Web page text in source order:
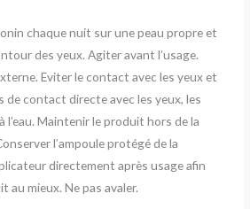
chaque nuit sur une peau propre et
des yeux. Agiter avant l’usage.
Eviter le contact avec les yeux et
de contact directe avec les yeux, les
l’eau. Maintenir le produit hors de la
l’ampoule protégé de la
directement après usage afin
au mieux. Ne pas avaler.